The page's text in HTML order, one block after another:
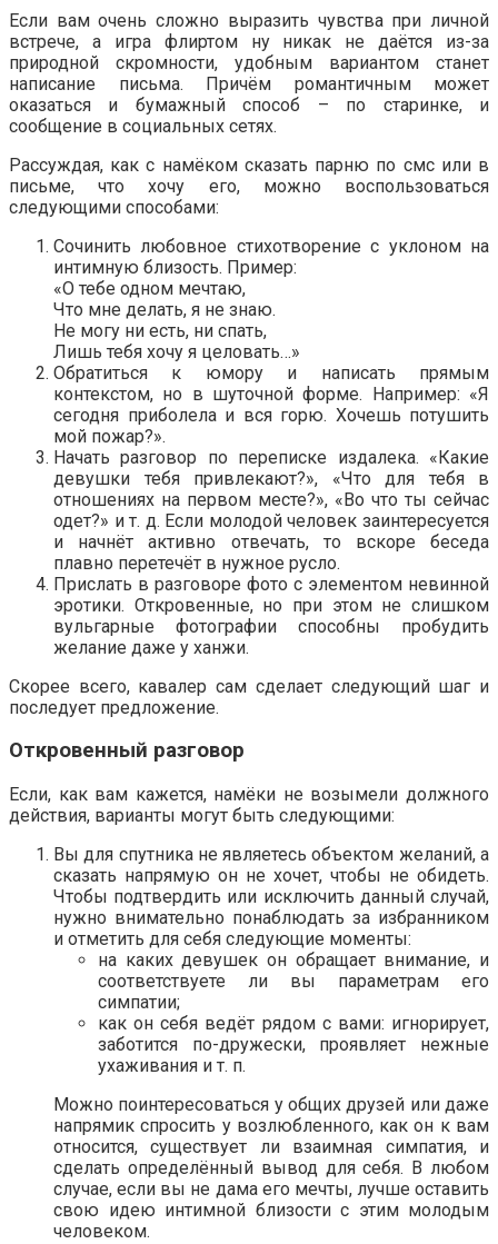
Если вам очень сложно выразить чувства при личной
встрече, а игра флиртом ну никак не даётся из-за
природной скромности, удобным вариантом станет
написание письма. Причём романтичным может
оказаться и бумажный способ – по старинке, и
сообщение в социальных сетях.
Рассуждая, как с намёком сказать парню по смс или в
письме, что хочу его, можно воспользоваться
следующими способами:
Сочинить любовное стихотворение с уклоном на
интимную близость. Пример:
«О тебе одном мечтаю,
Что мне делать, я не знаю.
Не могу ни есть, ни спать,
Лишь тебя хочу я целовать…»
Обратиться к юмору и написать прямым
контекстом, но в шуточной форме. Например: «Я
сегодня приболела и вся горю. Хочешь потушить
мой пожар?».
Начать разговор по переписке издалека. «Какие
девушки тебя привлекают?», «Что для тебя в
отношениях на первом месте?», «Во что ты сейчас
одет?» и т. д. Если молодой человек заинтересуется
и начнёт активно отвечать, то вскоре беседа
плавно перетечёт в нужное русло.
Прислать в разговоре фото с элементом невинной
эротики. Откровенные, но при этом не слишком
вульгарные фотографии способны пробудить
желание даже у ханжи.
Скорее всего, кавалер сам сделает следующий шаг и
последует предложение.
Откровенный разговор
Если, как вам кажется, намёки не возымели должного
действия, варианты могут быть следующими:
Вы для спутника не являетесь объектом желаний, а
сказать напрямую он не хочет, чтобы не обидеть.
Чтобы подтвердить или исключить данный случай,
нужно внимательно понаблюдать за избранником
и отметить для себя следующие моменты:
на каких девушек он обращает внимание, и
соответствуете ли вы параметрам его
симпатии;
как он себя ведёт рядом с вами: игнорирует,
заботится по-дружески, проявляет нежные
ухаживания и т. п.
Можно поинтересоваться у общих друзей или даже
напрямик спросить у возлюбленного, как он к вам
относится, существует ли взаимная симпатия, и
сделать определённый вывод для себя. В любом
случае, если вы не дама его мечты, лучше оставить
свою идею интимной близости с этим молодым
человеком.